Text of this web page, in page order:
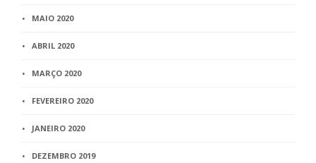
MAIO 2020
ABRIL 2020
MARÇO 2020
FEVEREIRO 2020
JANEIRO 2020
DEZEMBRO 2019